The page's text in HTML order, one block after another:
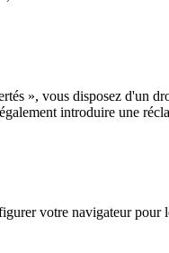
», vous disposez d'un
introduire une
votre navigateur pour